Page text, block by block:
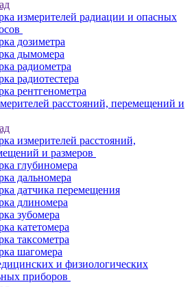
измерителей радиации и опасных
дозиметра
дымомера
радиометра
радиотестера
рентгенометра
расстояний, перемещений и
измерителей расстояний,
и размеров
глубиномера
дальномера
датчика перемещения
длиномера
зубомера
катетомера
таксометра
шагомера
и физиологических
приборов